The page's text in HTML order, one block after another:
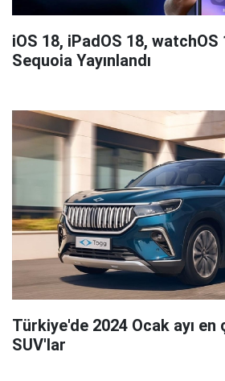
iOS 18, iPadOS 18, watchOS
Sequoia Yayınlandı
Türkiye'de 2024 Ocak ayı en
SUV'lar